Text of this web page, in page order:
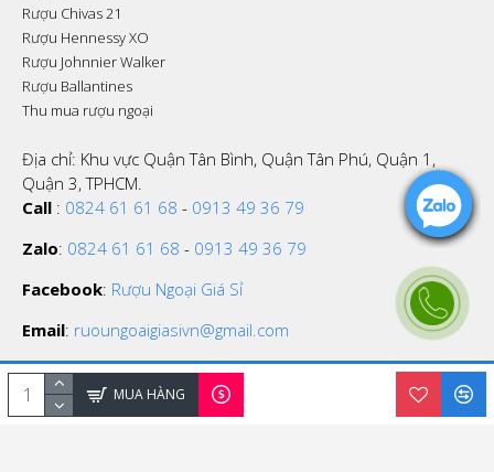
MUA HÀNG
Rượu Chivas 21
Rượu Hennessy XO
Rượu Johnnier Walker
Rượu Ballantines
Thu mua rượu ngoại
Địa chỉ: Khu vực Quận Tân Bình, Quận Tân Phú, Quận 1,
Quận 3, TPHCM.
Call : 0824 61 61 68 - 0913 49 36 79
Zalo: 0824 61 61 68 - 0913 49 36 79
Facebook: Rượu Ngoại Giá Sỉ
Email: ruoungoaigiasivn@gmail.com